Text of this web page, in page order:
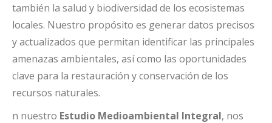
también la salud y biodiversidad de los ecosistemas
locales. Nuestro propósito es generar datos precisos
y actualizados que permitan identificar las principales
amenazas ambientales, así como las oportunidades
clave para la restauración y conservación de los
recursos naturales.
n nuestro Estudio Medioambiental Integral, nos